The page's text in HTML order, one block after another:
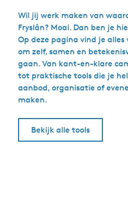
Wil jij werk maken van
Fryslân? Moai. Dan ben je
Op deze pagina vind je
om zelf, samen en
gaan. Van kant-en-klare
tot praktische tools die je
aanbod, organisatie of
maken.
Bekijk alle tools